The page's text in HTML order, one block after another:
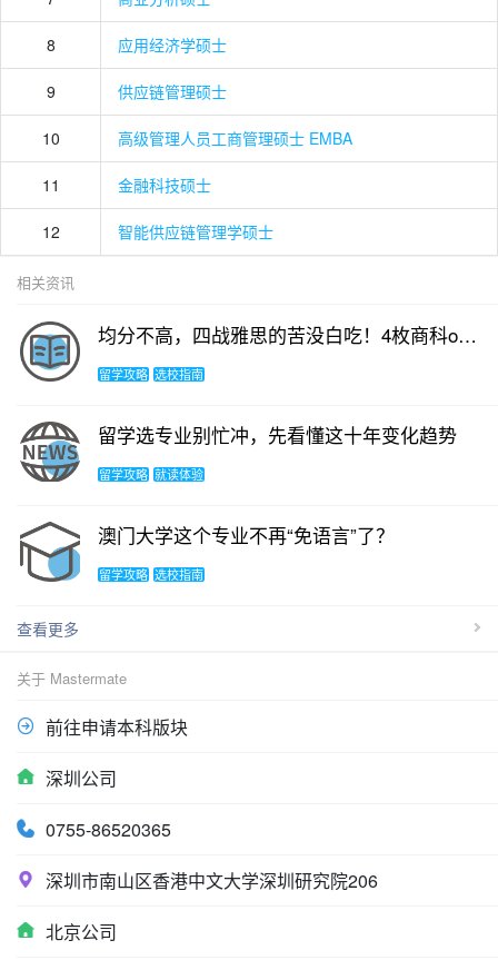
8 应用经济学硕士
9 供应链管理硕士
10 高级管理人员工商管理硕士 EMBA
11 金融科技硕士
12 智能供应链管理学硕士
相关资讯
均分不高，四战雅思的苦没白吃！4枚商科offer，是我最好的回报！
留学攻略 选校指南
留学选专业别忙冲，先看懂这十年变化趋势
留学攻略 就读体验
澳门大学这个专业不再“免语言”了？
留学攻略 选校指南
查看更多
关于 Mastermate
前往申请本科版块
深圳公司
0755-86520365
深圳市南山区香港中文大学深圳研究院206
北京公司